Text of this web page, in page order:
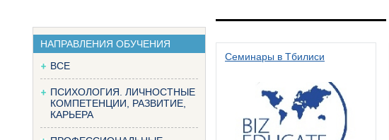
НАПРАВЛЕНИЯ ОБУЧЕНИЯ
ВСЕ
ПСИХОЛОГИЯ. ЛИЧНОСТНЫЕ
КОМПЕТЕНЦИИ, РАЗВИТИЕ,
КАРЬЕРА
Семинары в Тбилиси